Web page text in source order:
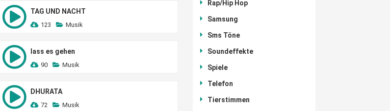
TAG UND NACHT
123 Musik
lass es gehen
90 Musik
DHURATA
72 Musik
Rap/Hip Hop
Samsung
Sms Töne
Soundeffekte
Spiele
Telefon
Tierstimmen